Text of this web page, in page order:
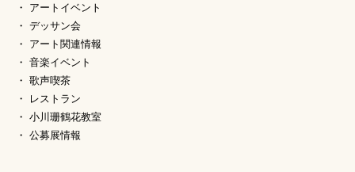
アートイベント
デッサン会
アート関連情報
音楽イベント
歌声喫茶
レストラン
小川珊鶴花教室
公募展情報